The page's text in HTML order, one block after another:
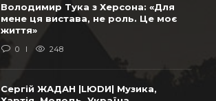
Володимир Тука з Херсона: «Для
мене ця вистава, не роль. Це моє
життя»
0 248
Сергій ЖАДАН |LЮDИ| Музика,